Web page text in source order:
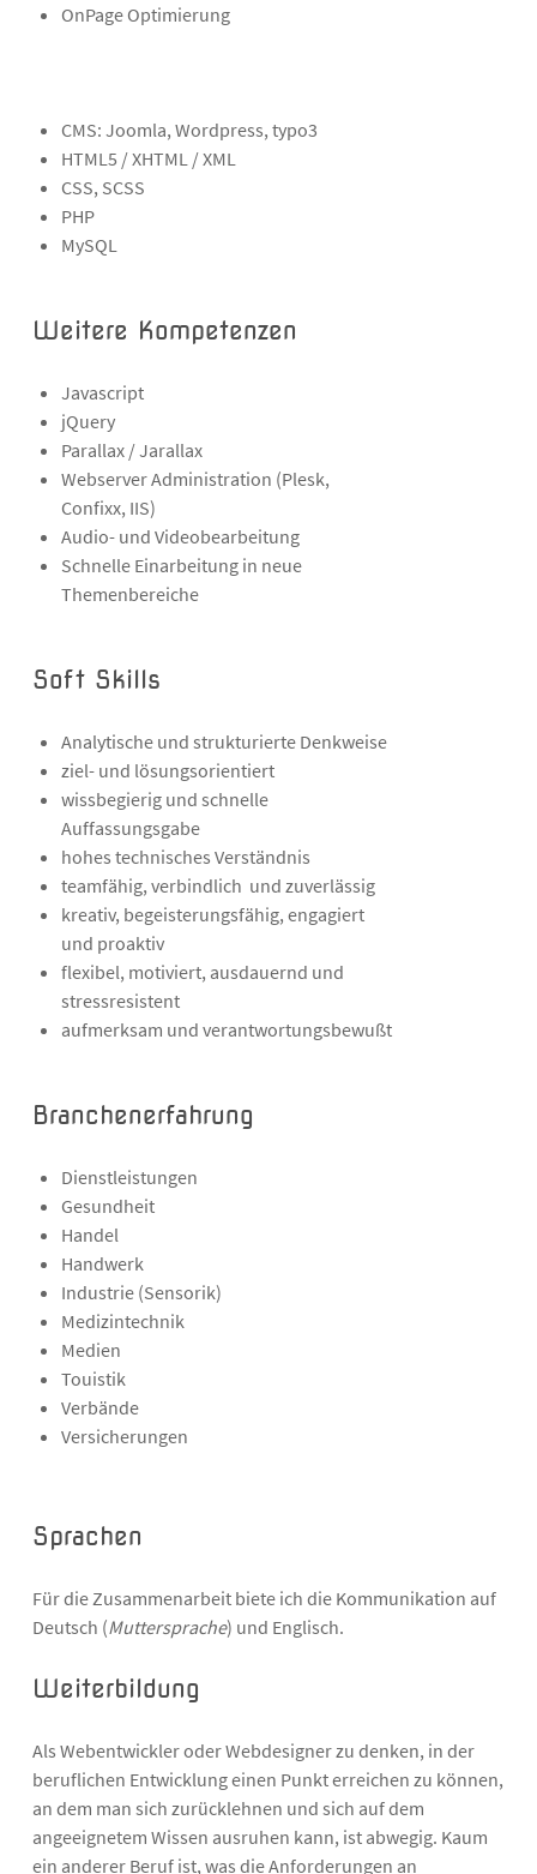
OnPage Optimierung
CMS: Joomla, Wordpress, typo3
HTML5 / XHTML / XML
CSS, SCSS
PHP
MySQL
Weitere Kompetenzen
Javascript
jQuery
Parallax / Jarallax
Webserver Administration (Plesk,
Confixx, IIS)
Audio- und Videobearbeitung
Schnelle Einarbeitung in neue
Themenbereiche
Soft Skills
Analytische und strukturierte Denkweise
ziel- und lösungsorientiert
wissbegierig und schnelle
Auffassungsgabe
hohes technisches Verständnis
teamfähig, verbindlich und zuverlässig
kreativ, begeisterungsfähig, engagiert
und proaktiv
flexibel, motiviert, ausdauernd und
stressresistent
aufmerksam und verantwortungsbewußt
Branchenerfahrung
Dienstleistungen
Gesundheit
Handel
Handwerk
Industrie (Sensorik)
Medizintechnik
Medien
Touistik
Verbände
Versicherungen
Sprachen
Für die Zusammenarbeit biete ich die Kommunikation auf
Deutsch (Muttersprache) und Englisch.
Weiterbildung
Als Webentwickler oder Webdesigner zu denken, in der
beruflichen Entwicklung einen Punkt erreichen zu können,
an dem man sich zurücklehnen und sich auf dem
angeeignetem Wissen ausruhen kann, ist abwegig. Kaum
ein anderer Beruf ist, was die Anforderungen an